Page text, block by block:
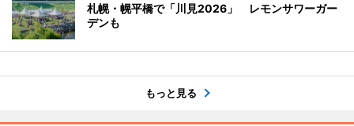
札幌・幌平橋で「川見2026」 レモンサワーガー
デンも
もっと見る